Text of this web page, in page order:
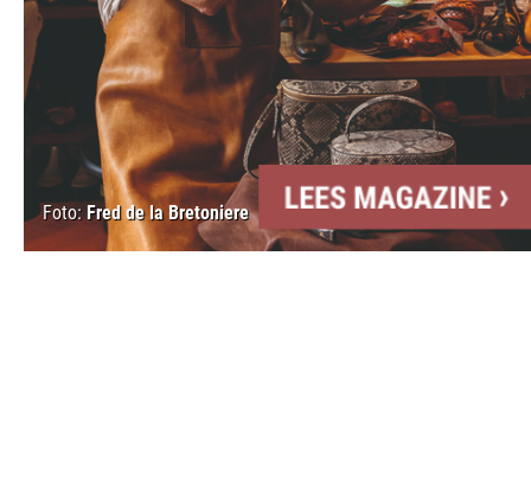
Foto:Fred de la Bretoniere